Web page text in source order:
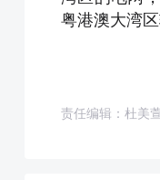
粤港澳大湾区
责任编辑：杜美